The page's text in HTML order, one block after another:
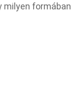
milyen formában